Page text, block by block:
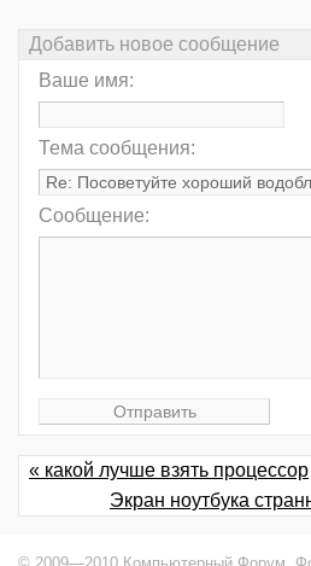
Добавить новое сообщение
Ваше имя:
Тема сообщения:
Сообщение:
« какой лучше взять процессор
Экран ноутбука